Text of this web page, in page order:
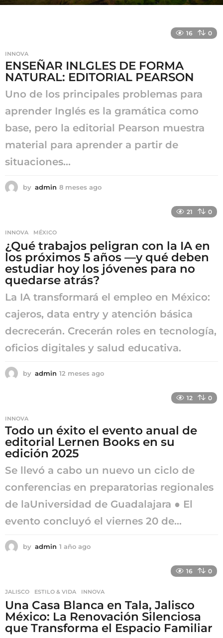
16 0
INNOVA
ENSEÑAR INLGLES DE FORMA
NATURAL: EDITORIAL PEARSON
Uno de los principales problemas para
aprender Inglés es la gramática como
base, pero la editorial Pearson muestra
material para aprender a partir de
situaciones...
by admin 8 meses ago
a
g
o
21 0
INNOVA ,MÉXICO
¿Qué trabajos peligran con la IA en
los próximos 5 años —y qué deben
estudiar hoy los jóvenes para no
quedarse atrás?
La IA transformará el empleo en México:
cajeros, data entry y atención básica
decrecerán. Crecerán roles en tecnología,
oficios digitales y salud educativa.
by admin 12 meses ago
s
a
12 0
INNOVA
Todo un éxito el evento anual de
editorial Lernen Books en su
edición 2025
Se llevó a cabo un nuevo un ciclo de
conferencias en preparatorias regionales
de laUniversidad de Guadalajara ● El
evento concluyó el viernes 20 de...
by admin 1 año ago
g
o
16 0
JALISCO ,ESTILO & VIDA ,INNOVA
Una Casa Blanca en Tala, Jalisco
México: La Renovación Silenciosa
que Transforma el Espacio Familiar